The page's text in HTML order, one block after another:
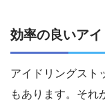
効率の良いア
アイドリングスト
もあります。それ